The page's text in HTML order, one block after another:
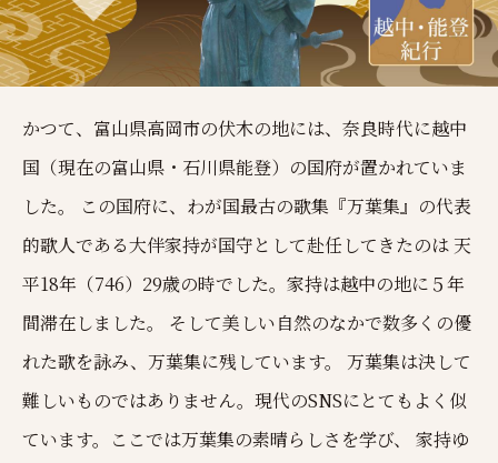
かつて、富山県高岡市の伏木の地には、奈良時代に越中
国（現在の富山県・石川県能登）の国府が置かれていま
した。
この国府に、わが国最古の歌集『万葉集』の代表
的歌人である大伴家持が国守として赴任してきたのは 天
平18年（746）29歳の時でした。家持は越中の地に５年
間滞在しました。
そして美しい自然のなかで数多くの優
れた歌を詠み、万葉集に残しています。
万葉集は決して
難しいものではありません。現代のSNSにとてもよく似
ています。ここでは万葉集の素晴らしさを学び、
家持ゆ